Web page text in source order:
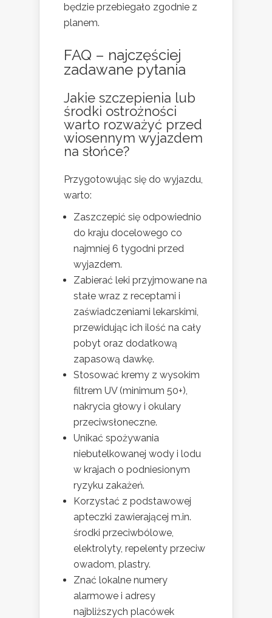
będzie przebiegało zgodnie z
planem.
FAQ – najczęściej
zadawane pytania
Jakie szczepienia lub
środki ostrożności
warto rozważyć przed
wiosennym wyjazdem
na słońce?
Przygotowując się do wyjazdu,
warto:
Zaszczepić się odpowiednio
do kraju docelowego co
najmniej 6 tygodni przed
wyjazdem.
Zabierać leki przyjmowane na
stałe wraz z receptami i
zaświadczeniami lekarskimi,
przewidując ich ilość na cały
pobyt oraz dodatkową
zapasową dawkę.
Stosować kremy z wysokim
filtrem UV (minimum 50+),
nakrycia głowy i okulary
przeciwsłoneczne.
Unikać spożywania
niebutelkowanej wody i lodu
w krajach o podniesionym
ryzyku zakażeń.
Korzystać z podstawowej
apteczki zawierającej m.in.
środki przeciwbólowe,
elektrolyty, repelenty przeciw
owadom, plastry.
Znać lokalne numery
alarmowe i adresy
najbliższych placówek